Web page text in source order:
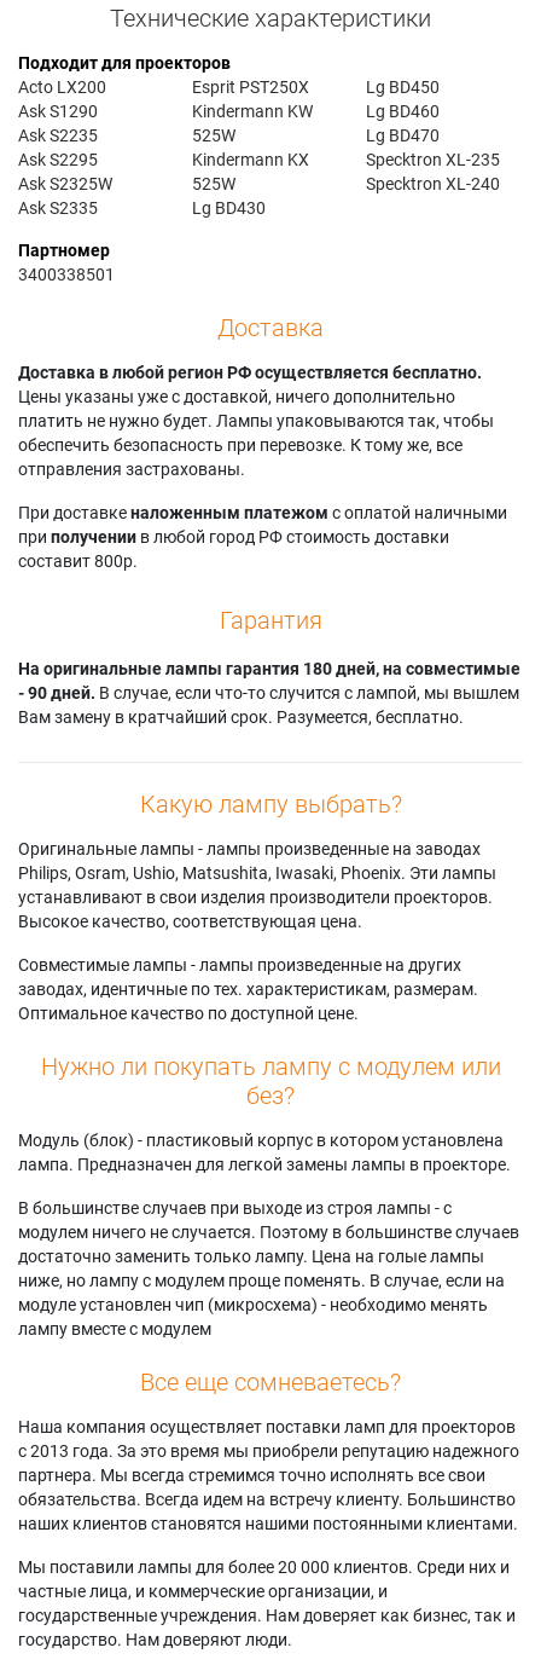
Технические характеристики
Подходит для проекторов
Acto LX200
Ask S1290
Ask S2235
Ask S2295
Ask S2325W
Ask S2335
Esprit PST250X
Kindermann KW
525W
Kindermann KX
525W
Lg BD430
Lg BD450
Lg BD460
Lg BD470
Specktron XL-235
Specktron XL-240
Партномер
3400338501
Доставка
Доставка в любой регион РФ осуществляется бесплатно.
Цены указаны уже с доставкой, ничего дополнительно
платить не нужно будет. Лампы упаковываются так, чтобы
обеспечить безопасность при перевозке. К тому же, все
отправления застрахованы.
При доставкеналоженным платежом с оплатой наличными
при получении в любой город РФ стоимость доставки
составит 800р.
Гарантия
На оригинальные лампы гарантия 180 дней, на совместимые
- 90 дней. В случае, если что-то случится с лампой, мы вышлем
Вам замену в кратчайший срок. Разумеется, бесплатно.
Какую лампу выбрать?
Оригинальные лампы - лампы произведенные на заводах
Philips, Osram, Ushio, Matsushita, Iwasaki, Phoenix. Эти лампы
устанавливают в свои изделия производители проекторов.
Высокое качество, соответствующая цена.
Совместимые лампы - лампы произведенные на других
заводах, идентичные по тех. характеристикам, размерам.
Оптимальное качество по доступной цене.
Нужно ли покупать лампу с модулем или
без?
Модуль (блок) - пластиковый корпус в котором установлена
лампа. Предназначен для легкой замены лампы в проекторе.
В большинстве случаев при выходе из строя лампы - с
модулем ничего не случается. Поэтому в большинстве случаев
достаточно заменить только лампу. Цена на голые лампы
ниже, но лампу с модулем проще поменять. В случае, если на
модуле установлен чип (микросхема) - необходимо менять
лампу вместе с модулем
Все еще сомневаетесь?
Наша компания осуществляет поставки ламп для проекторов
с 2013 года. За это время мы приобрели репутацию надежного
партнера. Мы всегда стремимся точно исполнять все свои
обязательства. Всегда идем на встречу клиенту. Большинство
наших клиентов становятся нашими постоянными клиентами.
Мы поставили лампы для более 20 000 клиентов. Среди них и
частные лица, и коммерческие организации, и
государственные учреждения. Нам доверяет как бизнес, так и
государство. Нам доверяют люди.